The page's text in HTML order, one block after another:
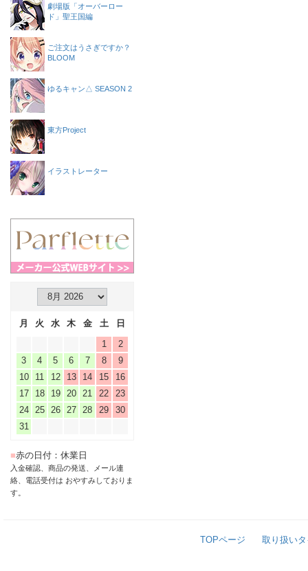
劇場版「オーバーロー
ド」聖王国編
ご注文はうさぎですか？
BLOOM
ゆるキャン△ SEASON 2
東方Project
イラストレーター
月 火 水 木 金 土
日
1
2
3
4 5 6 7 8
9
10
11 12 13 14 15
16
17
18 19 20 21 22
23
24
25 26 27 28 29
30
31
■赤の日付：休業日
入金確認、商品の発送、メール連
絡、電話受付は おやすみしておりま
す。
TOPページ 取り扱い